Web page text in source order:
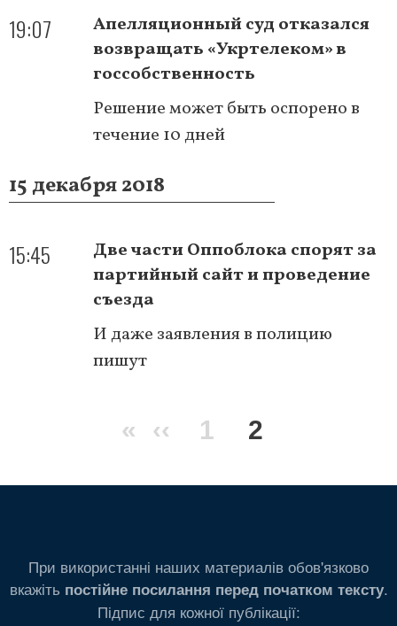
19:07
Апелляционный суд отказался
возвращать «Укртелеком» в
госсобственность
Решение может быть оспорено в
течение 10 дней
15 декабря 2018
15:45
Две части Оппоблока спорят за
партийный сайт и проведение
съезда
И даже заявления в полицию
пишут
Первая
«
Предыдущая
‹‹ Page
1
Текущая
2
При використанні наших материалів обов'язково
вкажіть постійне посилання перед початком тексту.
Підпис для кожної публікації: